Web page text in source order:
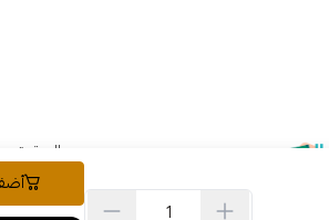
الحقوق